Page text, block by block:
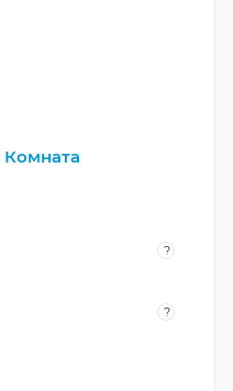
Комната
?
?